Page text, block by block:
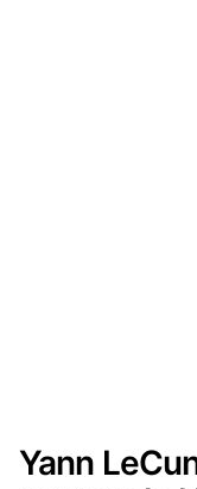
Yann